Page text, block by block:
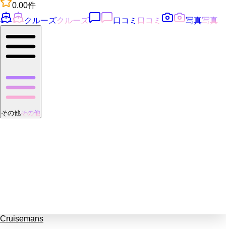
0.00件
クルーズクルーズ 口コミ 口コミ 写真写真
その他その他
Cruisemans